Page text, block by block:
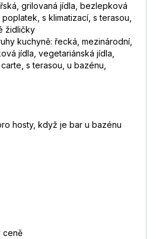
grilovaná jídla, bezlepková
s klimatizací, s terasou,
židličky
kuchyně: řecká, mezinárodní,
jídla, vegetariánská jídla,
s terasou, u bazénu,
hosty, když je bar u bazénu
ceně